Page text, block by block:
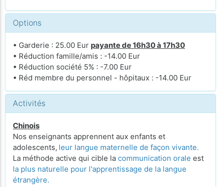
Options
• Garderie : 25.00 Eur payante de 16h30 à 17h30
• Réduction famille/amis : -14.00 Eur
• Réduction société 5% : -7.00 Eur
• Réd membre du personnel - hôpitaux : -14.00 Eur
Activités
Chinois
Nos enseignants apprennent aux enfants et
adolescents, leur langue maternelle de façon vivante.
La méthode active qui cible la communication orale est
la plus naturelle pour l'apprentissage de la langue
étrangère.